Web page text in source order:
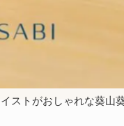
ストがおしゃれな葵山